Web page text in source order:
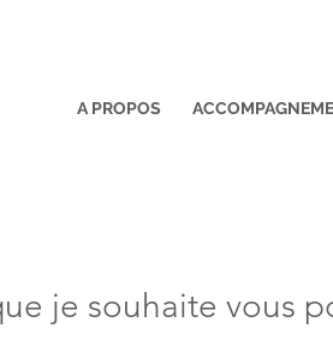
A PROPOS
je souhaite vous